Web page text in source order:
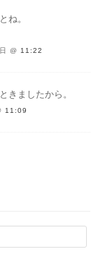
ね。
@ 11:22
きましたから。
11:09